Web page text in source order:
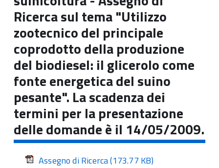
Ricerca sul tema "Utilizzo
zootecnico del principale
coprodotto della produzione
del biodiesel: il glicerolo come
fonte energetica del suino
pesante". La scadenza dei
termini per la presentazione
delle domande è il 14/05/2009.
Assegno di Ricerca(173.77 KB)